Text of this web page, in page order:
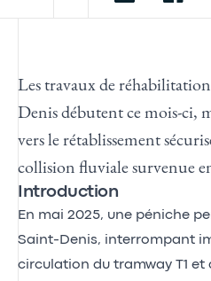
Les travaux de
Denis débutent ce mois-ci,
vers le rétablissement
collision fluviale survenue
Introduction
En mai 2025, une péniche
Saint-Denis, interrompant
circulation du tramway T1 et